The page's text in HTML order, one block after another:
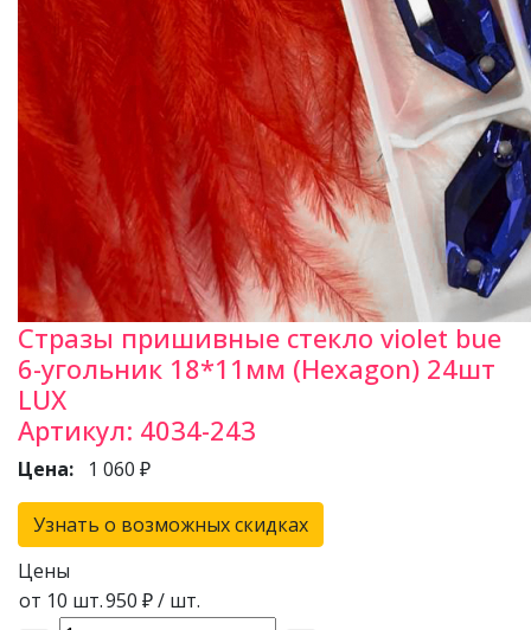
Стразы пришивные стекло violet bue
6-угольник 18*11мм (Hexagon) 24шт
LUX
Артикул: 4034-243
Цена: 1 060 ₽
Узнать о возможных скидках
Цены
от 10 шт.950 ₽/ шт.